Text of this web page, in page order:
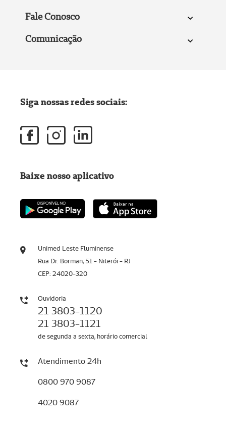
Fale Conosco
Comunicação
Unimed Leste Fluminense
Rua Dr. Borman, 51 - Niterói - RJ
CEP: 24020-320
Ouvidoria
21 3803-1120
21 3803-1121
de segunda a sexta, horário comercial
Atendimento 24h
0800 970 9087
4020 9087
Siga nossas redes sociais:
Baixe nosso aplicativo